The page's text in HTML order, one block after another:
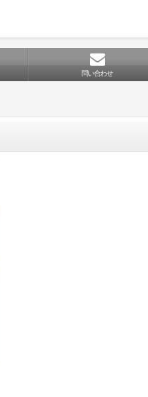
問い合わせ